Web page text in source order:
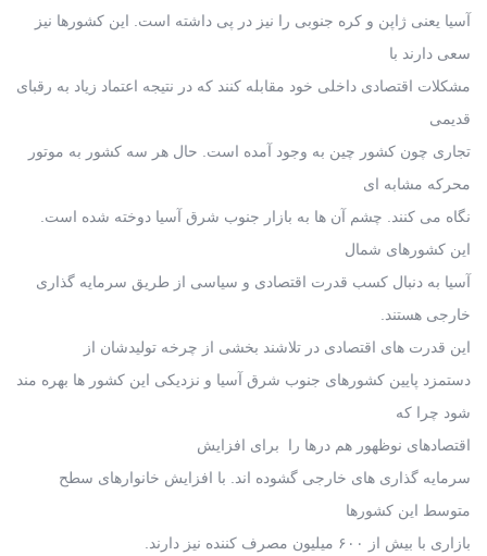
آسیا یعنی ژاپن و کره جنوبی را نیز در پی داشته است. این کشورها نیز
سعی دارند با
مشکلات اقتصادی داخلی خود مقابله کنند که در نتیجه اعتماد زیاد به رقبای
قدیمی
تجاری چون کشور چین به وجود آمده است. حال هر سه کشور به موتور
محرکه مشابه ای
نگاه می کنند. چشم آن ها به بازار جنوب شرق آسیا دوخته شده است.
این کشورهای شمال
آسیا به دنبال کسب قدرت اقتصادی و سیاسی از طریق سرمایه گذاری
خارجی هستند.
این قدرت های اقتصادی در تلاشند بخشی از چرخه تولیدشان از
دستمزد پایین کشورهای جنوب شرق آسیا و نزدیکی این کشور ها بهره مند
شود چرا که
اقتصادهای نوظهور هم درها را برای افزایش
سرمایه گذاری های خارجی گشوده اند. با افزایش خانوارهای سطح
متوسط این کشورها
بازاری با بیش از ۶۰۰ میلیون مصرف کننده نیز دارند.